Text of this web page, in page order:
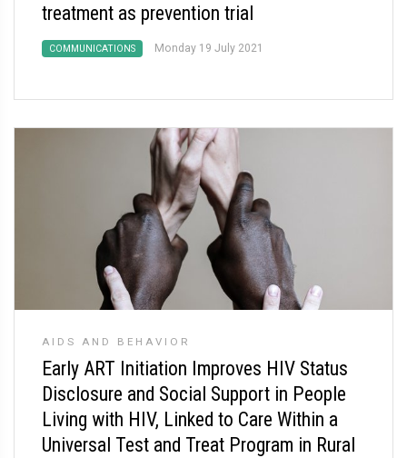
treatment as prevention trial
COMMUNICATIONS Monday 19 July 2021
AIDS AND BEHAVIOR
Early ART Initiation Improves HIV Status
Disclosure and Social Support in People
Living with HIV, Linked to Care Within a
Universal Test and Treat Program in Rural